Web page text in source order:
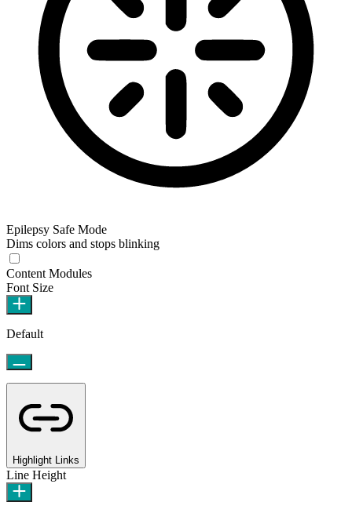
Epilepsy Safe Mode
Dims colors and stops blinking
Content Modules
Font Size
Default
Highlight Links
Line Height